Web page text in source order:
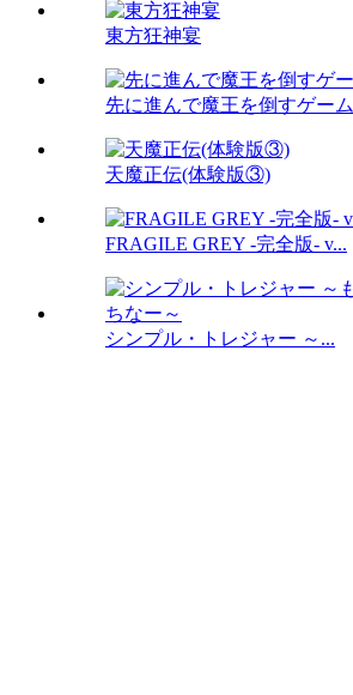
東方狂神宴
先に進んで魔王を倒すゲーム
天魔正伝(体験版③)
FRAGILE GREY -完全版- v...
シンプル・トレジャー ～...